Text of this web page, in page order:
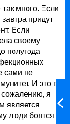
много. Если
придут
Если
своему
полугода
сами не
И это в
сожалению, я
является
люди боятся